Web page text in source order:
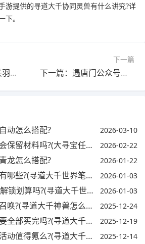
游提供的寻道大千协同灵兽有什么讲究?详
。
上一篇：极品三国关羽怎么样?(极品三国武将搭配)
下一篇
下一篇：遇唐门公众号怎么不提前更新了(遇见唐门)
动怎么搭配? 2026-03-10
留材料吗?(大寻宝任务) 2026-02-22
龙怎么搭配? 2026-01-22
些?(寻道大千世界笔趣阁) 2026-01-03
算吗?(寻道大千世界笔趣阁) 2026-01-03
寻道大千神兽怎么召唤出来) 2025-12-24
买完吗?(寻道大千世界 小说) 2025-12-19
得氪么?(寻道大千世界 小说) 2025-12-14